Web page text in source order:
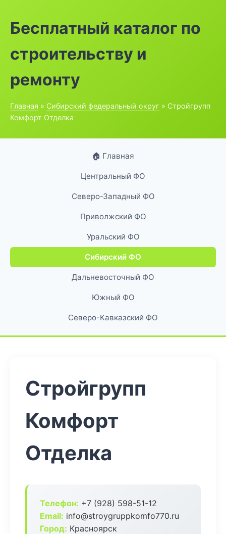
Бесплатный каталог по
строительству и
ремонту
Главная » Сибирский федеральный округ » Стройгрупп
Комфорт Отделка
🏠 Главная
Центральный ФО
Северо-Западный ФО
Приволжский ФО
Уральский ФО
Сибирский ФО
Дальневосточный ФО
Южный ФО
Северо-Кавказский ФО
Стройгрупп
Комфорт
Отделка
Телефон: +7 (928) 598-51-12
Email: info@stroygruppkomfo770.ru
Город: Красноярск